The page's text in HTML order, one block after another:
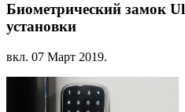
Биометрический замок
установки
вкл. 07 Март 2019.